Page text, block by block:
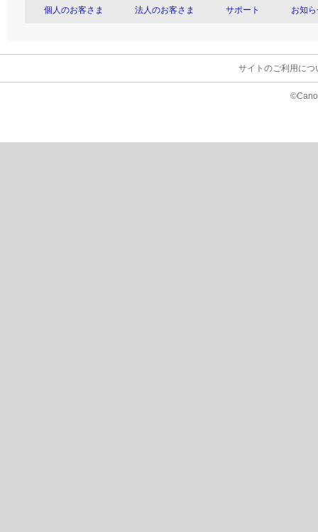
個人のお客さま 法人のお客さま サポート お知
サイトのご利用につ